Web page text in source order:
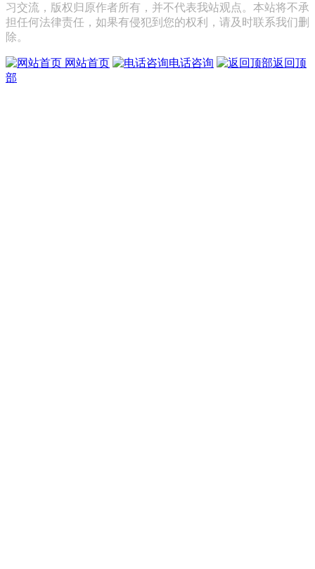
习交流，版权归原作者所有，并不代表我站观点。本站将不承
担任何法律责任，如果有侵犯到您的权利，请及时联系我们删
除。
网站首页 电话咨询
返回顶
部